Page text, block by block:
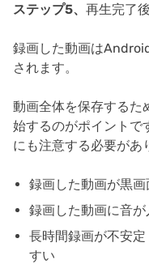
ステップ5、 再生完了
録画した動画は
されます。
動画全体を保存するた
始するのがポイントで
にも注意する必要があ
録画した動画が黒画
録画した動画に音が
長時間録画が不安
すい